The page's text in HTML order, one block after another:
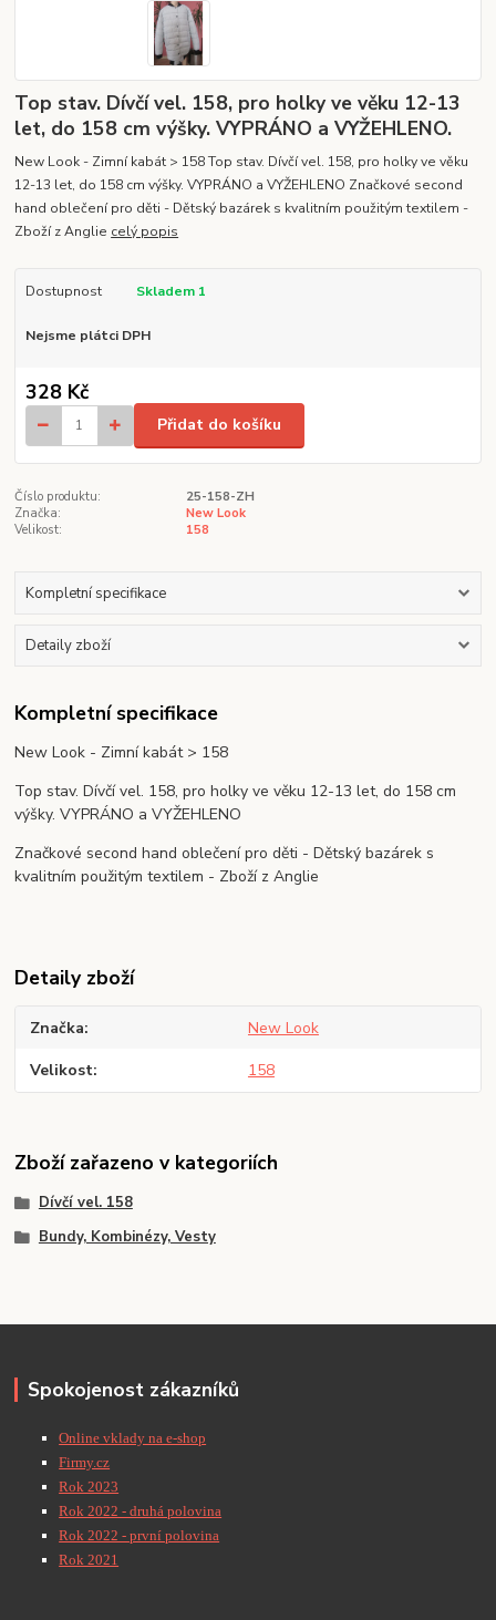
Top stav. Dívčí vel. 158, pro holky ve věku 12-13
let, do 158 cm výšky. VYPRÁNO a VYŽEHLENO.
New Look - Zimní kabát > 158 Top stav. Dívčí vel. 158, pro holky ve věku
12-13 let, do 158 cm výšky. VYPRÁNO a VYŽEHLENO Značkové second
hand oblečení pro děti - Dětský bazárek s kvalitním použitým textilem -
Zboží z Anglie celý popis
Dostupnost Skladem 1
Nejsme plátci DPH
328 Kč
Přidat do košíku
Číslo produktu:
25-158-ZH
Značka:
New Look
Velikost:
158
Kompletní specifikace
Detaily zboží
Kompletní specifikace
New Look - Zimní kabát > 158
Top stav. Dívčí vel. 158, pro holky ve věku 12-13 let, do 158 cm
výšky. VYPRÁNO a VYŽEHLENO
Značkové second hand oblečení pro děti - Dětský bazárek s
kvalitním použitým textilem - Zboží z Anglie
Detaily zboží
Značka New Look
Velikost 158
Zboží zařazeno v kategoriích
Dívčí vel. 158
Bundy, Kombinézy, Vesty
Spokojenost zákazníků
Online vklady na e-shop
Firmy.cz
Rok 2023
Rok 2022 - druhá polovina
Rok 2022 - první polovina
Rok 2021